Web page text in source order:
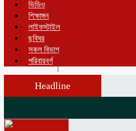
ভিডিও
শিক্ষাঙ্গন
লাইফস্টাইল
ছবিঘর
সকল বিভাগ
পরিবারবর্গ
Headline